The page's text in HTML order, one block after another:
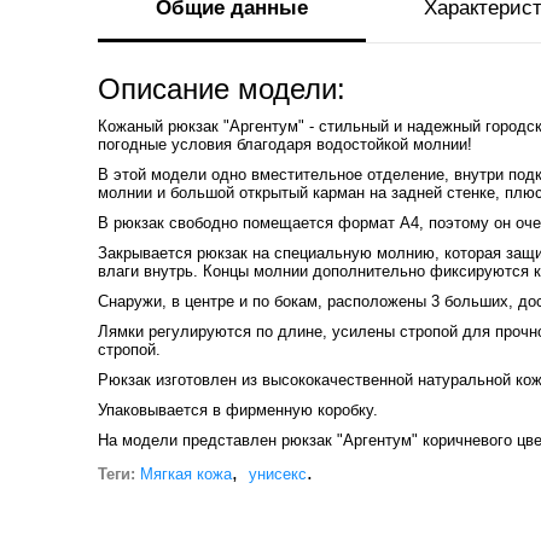
Общие данные
Описание модели:
Кожаный рюкзак "Аргентум" - стильный и надежный
погодные условия благодаря водостойкой молнии!
В этой модели одно вместительное отделение, внутри
молнии и большой открытый карман на задней стенке,
В рюкзак свободно помещается формат А4, поэтому он
Закрывается рюкзак на специальную молнию, которая
влаги внутрь. Концы молнии дополнительно фиксируются
Снаружи, в центре и по бокам, расположены 3 больших,
Лямки регулируются по длине, усилены стропой для
стропой.
Рюкзак изготовлен из высококачественной натуральной
Упаковывается в фирменную коробку.
На модели представлен рюкзак "Аргентум" коричневого
Теги: Мягкая кожа, унисекс.